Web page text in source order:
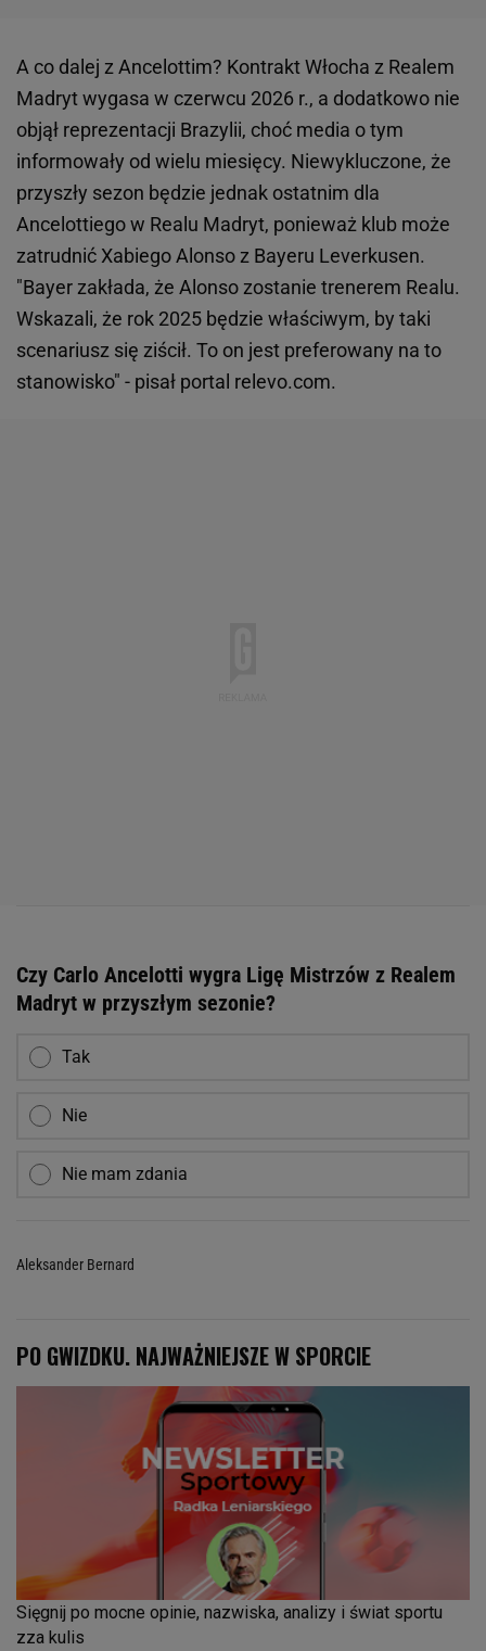
A co dalej z Ancelottim? Kontrakt Włocha z Realem
Madryt wygasa w czerwcu 2026 r., a dodatkowo nie
objął reprezentacji Brazylii, choć media o tym
informowały od wielu miesięcy. Niewykluczone, że
przyszły sezon będzie jednak ostatnim dla
Ancelottiego w Realu Madryt, ponieważ klub może
zatrudnić Xabiego Alonso z Bayeru Leverkusen.
"Bayer zakłada, że Alonso zostanie trenerem Realu.
Wskazali, że rok 2025 będzie właściwym, by taki
scenariusz się ziścił. To on jest preferowany na to
stanowisko" - pisał portal relevo.com.
Czy Carlo Ancelotti wygra Ligę Mistrzów z Realem
Madryt w przyszłym sezonie?
Tak
Nie
Nie mam zdania
Aleksander Bernard